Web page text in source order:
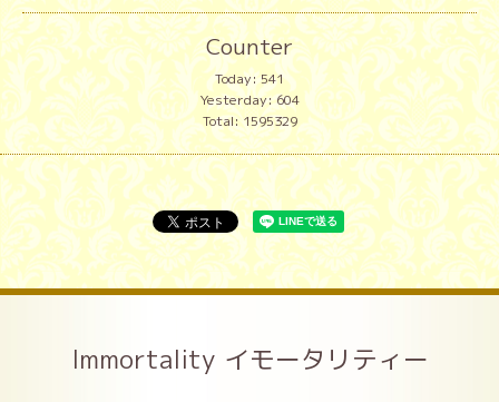
Counter
Today:541
Yesterday:604
Total:1595329
Immortality イモータリティー